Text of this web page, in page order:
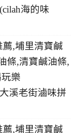
海的味
溪老街滷味拼